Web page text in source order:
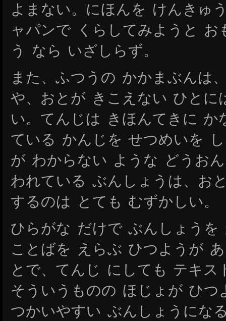
よまない。にほんを けんきゅ
ャパンで くらしてみようと
う なら いざしらず。
また、ふつうの かかまぶんは
や、おとが きこえない ひとに
い。てんじは きほんてきに
ている かんじを せつめいを
が わからない ような どうお
われている ぶんしょうは、お
するのは とても むずかしい。
ひらがな だけで ぶんしょうを
ことばを えらぶ ひつようが
とで、てんじ にしても テキス
そういうものの ほじょが ひ
つかいやすい ぶんしょうにな